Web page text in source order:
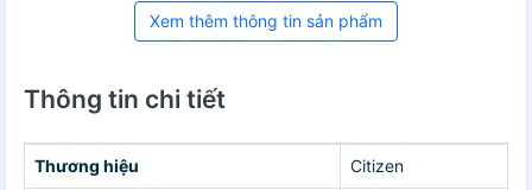
Xem thêm thông tin sản phẩm
Thông tin chi tiết
Thương hiệu Citizen